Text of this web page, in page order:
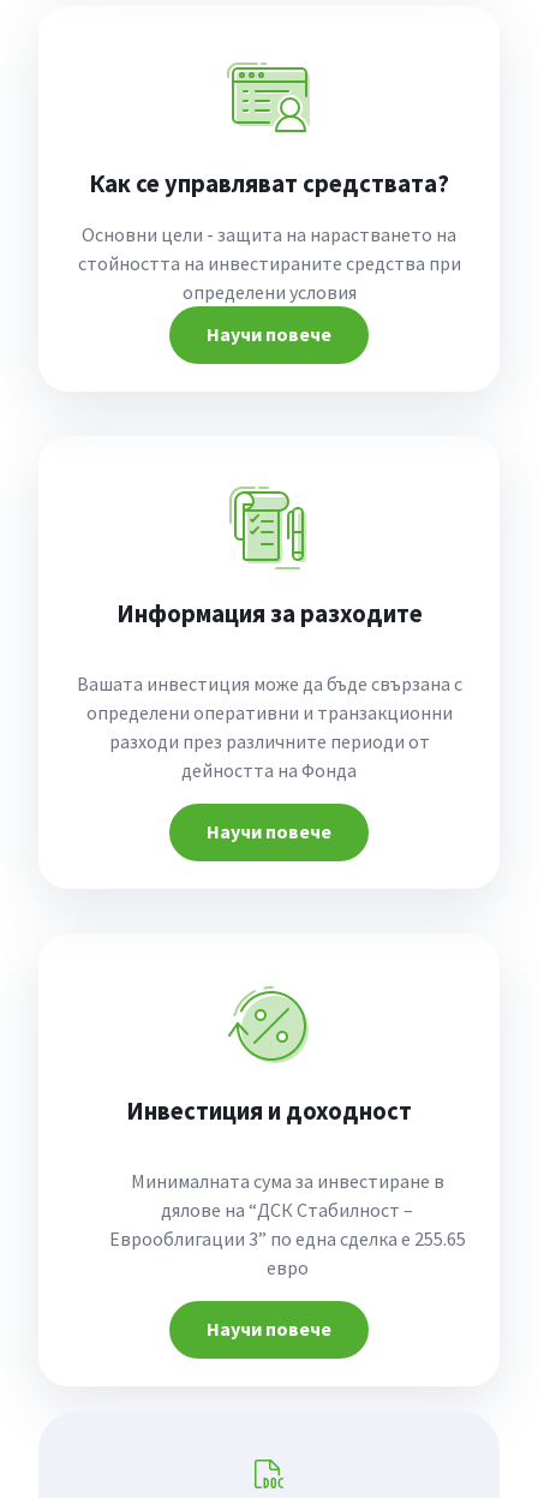
Как се управляват средствата?
Основни цели - защита на нарастването на
стойността на инвестираните средства при
определени условия
Научи повече
Информация за разходите
Вашата инвестиция може да бъде свързана с
определени оперативни и транзакционни
разходи през различните периоди от
дейността на Фонда
Научи повече
Инвестиция и доходност
Минималната сума за инвестиране в
дялове на “ДСК Стабилност –
Еврооблигации 3” по една сделка е 255.65
евро
Научи повече